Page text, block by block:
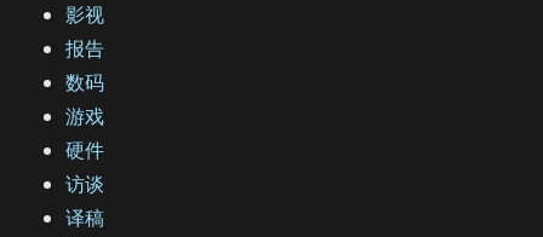
影视
报告
数码
游戏
硬件
访谈
译稿